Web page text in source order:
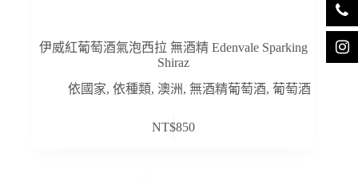
伊威紅葡萄酒氣泡西拉 無酒精 Edenvale Sparking
Shiraz
依國家,依種類, 澳洲, 無酒精葡萄酒,葡萄酒
NT$850